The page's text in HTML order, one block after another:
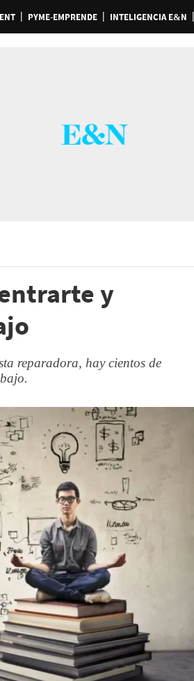
PYME-EMPRENDE INTELIGENCIA E&N
y
reparadora, hay cientos de